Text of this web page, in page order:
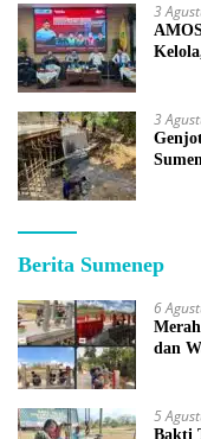
3
3
Berita Sumenep
6
dan
5
Bakti